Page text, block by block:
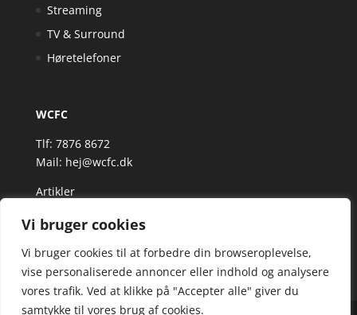
Vi bruger cookies
Vi bruger cookies til at forbedre din browseroplevelse,
vise personaliserede annoncer eller indhold og analysere
vores trafik. Ved at klikke på "Accepter alle" giver du
samtykke til vores brug af cookies.
Streaming
TV & Surround
Høretelefoner
WCFC
Tlf: 7876 8672
Mail: hej@wcfc.dk
Artikler